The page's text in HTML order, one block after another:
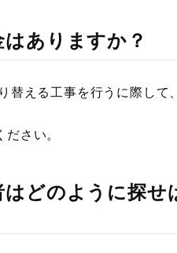
ありますか？
替える工事を行うに際して
ださい。
どのように探せ